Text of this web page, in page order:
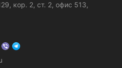
кор. 2, ст. 2, офис 513,